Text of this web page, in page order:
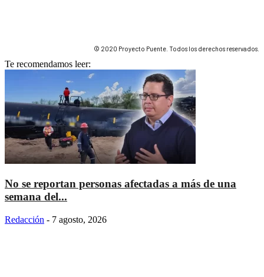
© 2020 Proyecto Puente. Todos los derechos reservados.
Te recomendamos leer:
No se reportan personas afectadas a más de una
semana del...
Redacción - 7 agosto, 2026